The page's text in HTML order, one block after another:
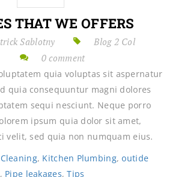
THAT WE OFFERS
Sablotny
Blog 2 Col
0 comment
quia voluptas sit aspernatur
quia consequuntur magni dolores
sequi nesciunt. Neque porro
ipsum quia dolor sit amet,
velit, sed quia non numquam eius.
, Kitchen Plumbing,outide
, Pipe leakages,Tips